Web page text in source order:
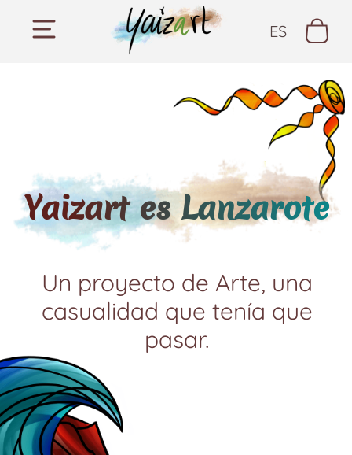
ES
Yaizart es Lanzarote
Un proyecto de Arte, una
casualidad que tenía que
pasar.